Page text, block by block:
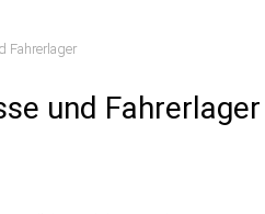
Fahrerlager
und Fahrerlager